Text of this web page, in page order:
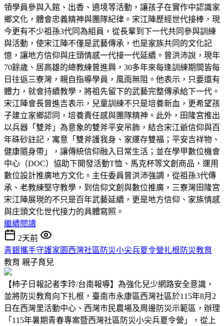
領學員參與入館、出香、遶境等活動，讓孩子在實作中認識家
鄉文化，體會忠義精神與團隊紀律。宋江陣歷經世代接棒，現
今更有不少祖孫3代同為組員，從長輩到下一代共同參與訓練
與活動，使宋江陣不僅是武藝傳承，也是家族共同的文化記
憶，讓地方信仰與庄頭情感一代接一代延續。曾洪沛說，現年
70餘歲、居高雄的總教練曾進興，30多年來每逢訓練期間皆每
日往返三寮灣，親自指導學員，風雨無阻。他表示，只要還有
體力，就會持續教學，將祖先留下的武藝完整傳承給下一代。
宋江陣會長曾進吉表示，兒童訓練不只是培養新血，更希望孩
子建立家鄉認同，培養責任感與團隊精神。此外，田隆宮推出
以兵器「雙斧」為意象的雙斧平安吊飾，結合宋江爺信仰與百
年硃砂註記，寓意「雙斧護我身、家運存雙福；平安吉祥物、
健康隨身帶」，讓傳統信仰融入日常生活；並在學甲數位機會
中心（DOC）協助下開發活動T恤、馬克杯等文創商品，運用
數位設計推廣地方文化。主任委員曾洪沛強調，從祖孫3代傳
承、老教練堅守教學，到信仰文創與數位推廣，三寮灣田隆宮
宋江陣展現的不只是百年武藝延續，更是地方信仰、家族情感
與庄頭文化世代接力的具體寫照。
繼續閱讀
2天前
青銀攜手守護家園西灣社區防災小尖兵夏令營扎根防災教育
教育 親子育兒
【柿子日報記者李玲/台南報導】為強化兒少網路安全意識，
並將防災教育向下扎根，臺南市永康區西灣社區於115年8月2
日在西灣里活動中心、西灣市民農場及周邊防災示範區，辦理
「115年暑期青春專案暨西灣社區防災小尖兵夏令營」，從上